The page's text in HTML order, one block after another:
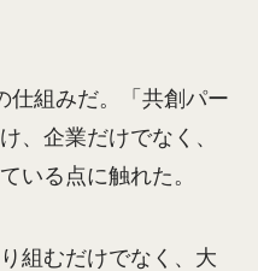
仕組みだ。「共創パー
、企業だけでなく、
いる点に触れた。
組むだけでなく、大